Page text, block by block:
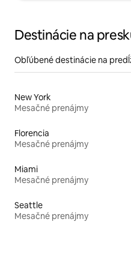
Destinácie na
Obľúbené destinácie na
New York
Mesačné prenájmy
Florencia
Mesačné prenájmy
Miami
Mesačné prenájmy
Seattle
Mesačné prenájmy